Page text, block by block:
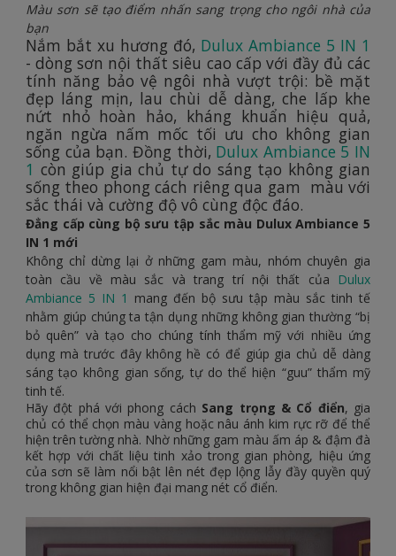
Màu sơn sẽ tạo điểm nhấn sang trọng cho ngôi nhà của
bạn
Nắm bắt xu hương đó, Dulux Ambiance 5 IN 1
- dòng sơn nội thất siêu cao cấp với đầy đủ các
tính năng bảo vệ ngôi nhà vượt trội: bề mặt
đẹp láng mịn, lau chùi dễ dàng, che lấp khe
nứt nhỏ hoàn hảo, kháng khuẩn hiệu quả,
ngăn ngừa nấm mốc tối ưu cho không gian
sống của bạn. Đồng thời, Dulux Ambiance 5 IN
1 còn giúp gia chủ tự do sáng tạo không gian
sống theo phong cách riêng qua gam màu với
sắc thái và cường độ vô cùng độc đáo.
Đẳng cấp cùng bộ sưu tập sắc màu Dulux Ambiance 5
IN 1 mới
Không chỉ dừng lại ở những gam màu, nhóm chuyên gia
toàn cầu về màu sắc và trang trí nội thất của
Dulux
Ambiance 5 IN 1 mang đến bộ sưu tập màu sắc tinh tế
nhằm giúp chúng ta tận dụng những không gian thường “bị
bỏ quên” và tạo cho chúng tính thẩm mỹ với nhiều ứng
dụng mà trước đây không hề có để giúp gia chủ dễ dàng
sáng tạo không gian sống, tự do thể hiện “guu” thẩm mỹ
tinh tế.
Hãy đột phá với phong cách Sang trọng & Cổ điển, gia
chủ có thể chọn màu vàng hoặc nâu ánh kim rực rỡ để thể
hiện trên tường nhà. Nhờ những gam màu ấm áp & đậm đà
kết hợp với chất liệu tinh xảo trong gian phòng, hiệu ứng
của sơn sẽ làm nổi bật lên nét đẹp lộng lẫy đầy quyền quý
trong không gian hiện đại mang nét cổ điển.